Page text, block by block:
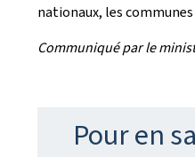
nationaux, les
Communiqué par le
Pour en